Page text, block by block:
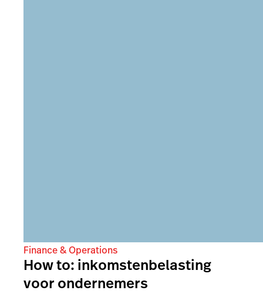
Finance & Operations
How to: inkomstenbelasting
voor ondernemers